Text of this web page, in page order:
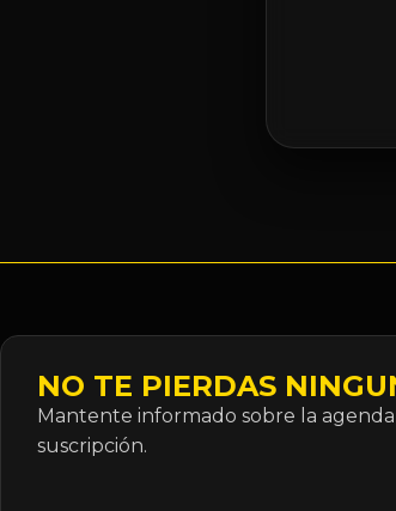
NO TE PIERDAS
Mantente informado sobre la
suscripción.